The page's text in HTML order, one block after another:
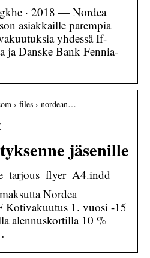
· 2018 — Nordea
asiakkaille parempia
yhdessä If-
ja Danske Bank Fennia-
› files › nordean…
jäsenille
Nordea
Kotivakuutus 1. vuosi -15
alennuskortilla 10 %